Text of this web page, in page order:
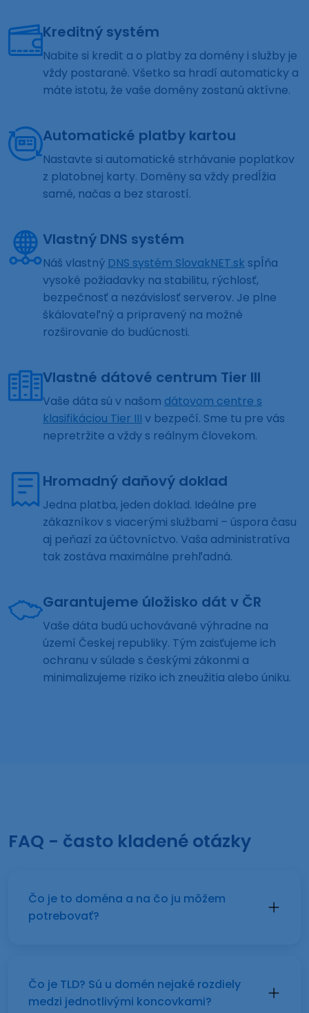
Kreditný systém
Nabite si kredit a o platby za domény i služby je
vždy postarané. Všetko sa hradí automaticky a
máte istotu, že vaše domény zostanú aktívne.
Automatické platby kartou
Nastavte si automatické strhávanie poplatkov
z platobnej karty. Domény sa vždy predĺžia
samé, načas a bez starostí.
Vlastný DNS systém
Náš vlastný DNS systém SlovakNET.sk spĺňa
vysoké požiadavky na stabilitu, rýchlosť,
bezpečnosť a nezávislosť serverov. Je plne
škálovateľný a pripravený na možné
rozširovanie do budúcnosti.
Vlastné dátové centrum Tier III
Vaše dáta sú v našom dátovom centre s
klasifikáciou Tier III v bezpečí. Sme tu pre vás
nepretržite a vždy s reálnym človekom.
Hromadný daňový doklad
Jedna platba, jeden doklad. Ideálne pre
zákazníkov s viacerými službami – úspora času
aj peňazí za účtovníctvo. Vaša administratíva
tak zostáva maximálne prehľadná.
Garantujeme úložisko dát v ČR
Vaše dáta budú uchovávané výhradne na
území Českej republiky. Tým zaisťujeme ich
ochranu v súlade s českými zákonmi a
minimalizujeme riziko ich zneužitia alebo úniku.
FAQ - často kladené otázky
Čo je to doména a na čo ju môžem
potrebovať?
Čo je TLD? Sú u domén nejaké rozdiely
medzi jednotlivými koncovkami?